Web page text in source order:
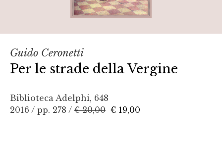
Guido Ceronetti
Per le strade della Vergine
Biblioteca Adelphi, 648
2016 / pp. 278 / € 20,00 € 19,00